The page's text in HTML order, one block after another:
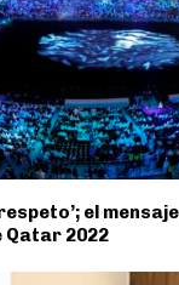
el
Qatar 2022